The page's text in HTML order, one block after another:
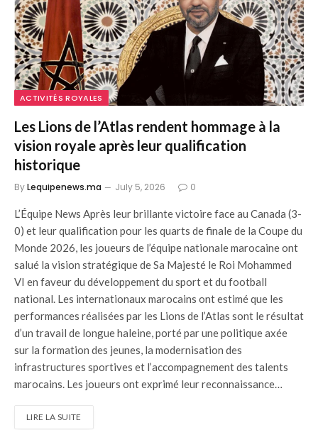
ACTIVITÉS ROYALES
Les Lions de l’Atlas rendent hommage à la
vision royale après leur qualification
historique
ByLequipenews.ma July 5, 2026 0
L’Équipe News Après leur brillante victoire face au Canada (3-
0) et leur qualification pour les quarts de finale de la Coupe du
Monde 2026, les joueurs de l’équipe nationale marocaine ont
salué la vision stratégique de Sa Majesté le Roi Mohammed
VI en faveur du développement du sport et du football
national. Les internationaux marocains ont estimé que les
performances réalisées par les Lions de l’Atlas sont le résultat
d’un travail de longue haleine, porté par une politique axée
sur la formation des jeunes, la modernisation des
infrastructures sportives et l’accompagnement des talents
marocains. Les joueurs ont exprimé leur reconnaissance…
LIRE LA SUITE